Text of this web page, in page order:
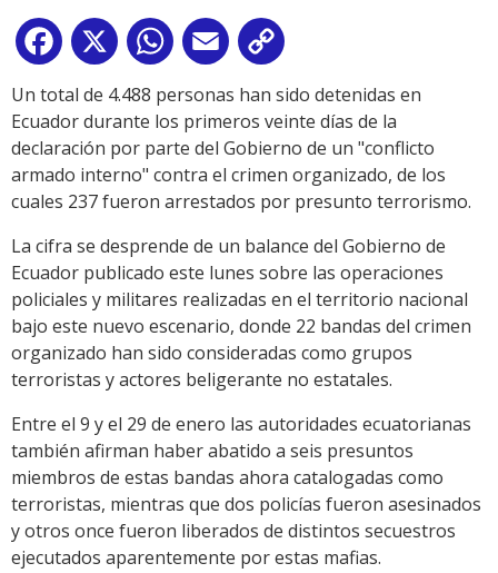
Facebook
X WhatsApp
Email
Link
Un total de 4.488 personas han sido detenidas en
Ecuador durante los primeros veinte días de la
declaración por parte del Gobierno de un "conflicto
armado interno" contra el crimen organizado, de los
cuales 237 fueron arrestados por presunto terrorismo.
La cifra se desprende de un balance del Gobierno de
Ecuador publicado este lunes sobre las operaciones
policiales y militares realizadas en el territorio nacional
bajo este nuevo escenario, donde 22 bandas del crimen
organizado han sido consideradas como grupos
terroristas y actores beligerante no estatales.
Entre el 9 y el 29 de enero las autoridades ecuatorianas
también afirman haber abatido a seis presuntos
miembros de estas bandas ahora catalogadas como
terroristas, mientras que dos policías fueron asesinados
y otros once fueron liberados de distintos secuestros
ejecutados aparentemente por estas mafias.